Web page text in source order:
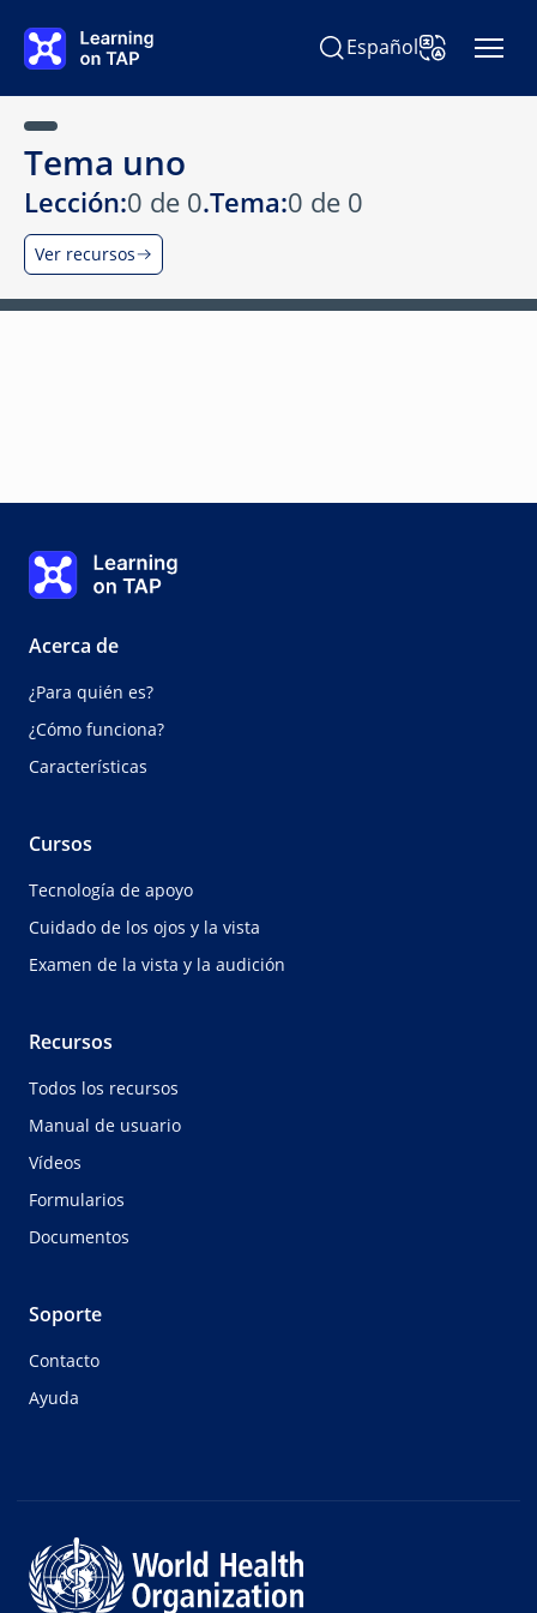
Buscar Learning on TAP
EspañolCambiar
Tema uno
Lección:0 de 0.Tema:0 de 0
Ver recursos
0%
Tema uno
Lección:
Learning on TAP Inicio
Acerca de
¿Para quién es?
¿Cómo funciona?
Características
Cursos
Tecnología de apoyo
Cuidado de los ojos y la vista
Examen de la vista y la audición
Recursos
Todos los recursos
Manual de usuario
Vídeos
Formularios
Documentos
Soporte
Contacto
Ayuda